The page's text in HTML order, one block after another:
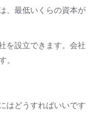
、最低いくらの資本が
を設立できます。会社
。
はどうすればいいです